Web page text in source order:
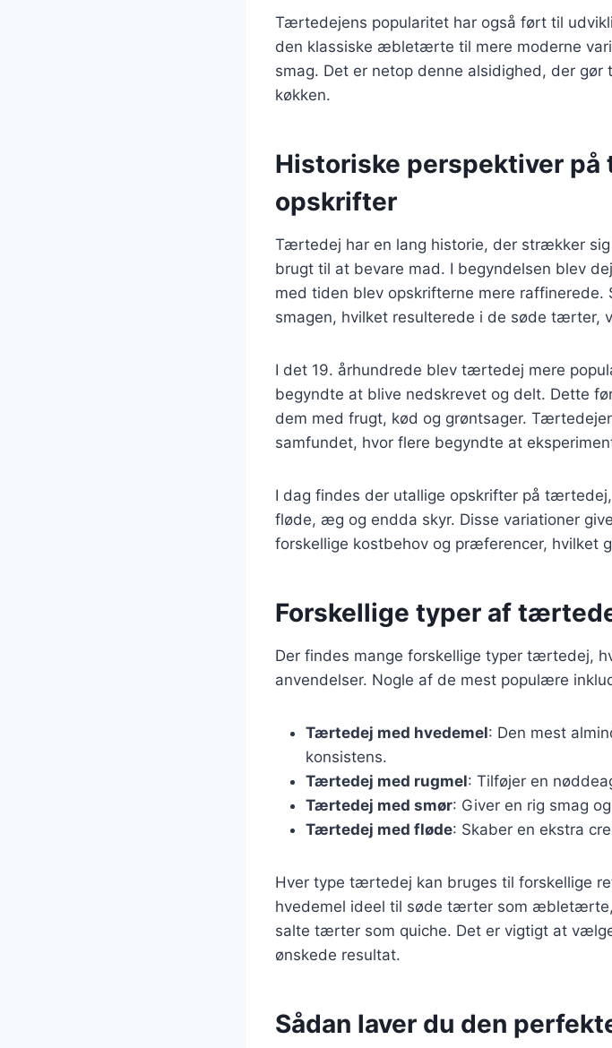
Tærtedejens popularitet har også ført til
den klassiske æbletærte til mere moderne
smag. Det er netop denne alsidighed, der
køkken.
Historiske perspektiver
opskrifter
Tærtedej har en lang historie, der strækker
brugt til at bevare mad. I begyndelsen blev
med tiden blev opskrifterne mere
smagen, hvilket resulterede i de søde tærter,
I det 19. århundrede blev tærtedej mere
begyndte at blive nedskrevet og delt. Dette
dem med frugt, kød og grøntsager.
samfundet, hvor flere begyndte at
I dag findes der utallige opskrifter på
fløde, æg og endda skyr. Disse variationer
forskellige kostbehov og præferencer, hvilket
Forskellige typer af
Der findes mange forskellige typer tærtedej,
anvendelser. Nogle af de mest populære
Tærtedej med hvedemel: Den mest
konsistens.
Tærtedej med rugmel: Tilføjer en
Tærtedej med smør: Giver en rig smag
Tærtedej med fløde: Skaber en ekstra
Hver type tærtedej kan bruges til forskellige
hvedemel ideel til søde tærter som
salte tærter som quiche. Det er vigtigt at
ønskede resultat.
Sådan laver du den